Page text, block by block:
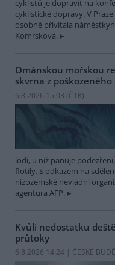
cyklistů je dopravit na
cyklistické dopravy. V
osobně přivítala
Komrsková.
Ománskou mořskou
skvrna z
6.8.2026 15:03 (ČTK)
lodi, u níž panuje
flotily. S odkazem na
nizozemské nevládní
agentura AFP.
Kvůli nedostatku
průtoky
6.8.2026 14:24 | ČESKÉ